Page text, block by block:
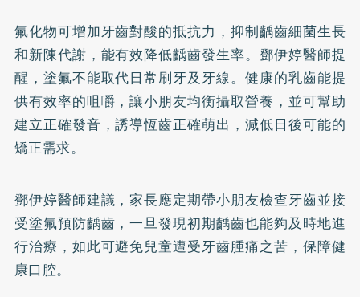
氟化物可增加牙齒對酸的抵抗力，抑制齲齒細菌生長
和新陳代謝，能有效降低齲齒發生率。鄧伊婷醫師提
醒，塗氟不能取代日常刷牙及牙線。健康的乳齒能提
供有效率的咀嚼，讓小朋友均衡攝取營養，並可幫助
建立正確發音，誘導恆齒正確萌出，減低日後可能的
矯正需求。
鄧伊婷醫師建議，家長應定期帶小朋友檢查牙齒並接
受塗氟預防齲齒，一旦發現初期齲齒也能夠及時地進
行治療，如此可避免兒童遭受牙齒腫痛之苦，保障健
康口腔。